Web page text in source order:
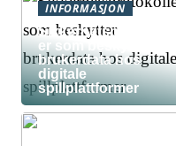
INFORMASJON
Sikkerhetsprotokoll
er som beskytter
brukerdata hos
digitale
spillplattformer